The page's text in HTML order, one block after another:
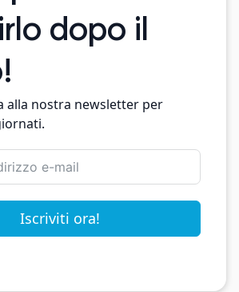
dopo il
alla nostra newsletter per
Iscriviti ora!